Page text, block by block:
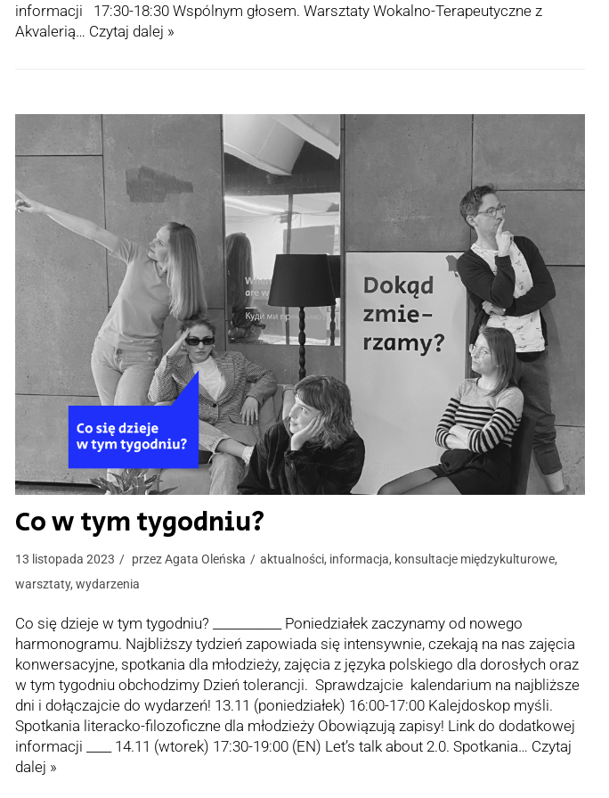
informacji 17:30-18:30 Wspólnym głosem. Warsztaty Wokalno-Terapeutyczne z
Akvalerią… Czytaj dalej »
Co w tym tygodniu?
13 listopada 2023 przezAgata Oleńska aktualności, informacja, konsultacje międzykulturowe,
warsztaty, wydarzenia
Co się dzieje w tym tygodniu? ___________ Poniedziałek zaczynamy od nowego
harmonogramu. Najbliższy tydzień zapowiada się intensywnie, czekają na nas zajęcia
konwersacyjne, spotkania dla młodzieży, zajęcia z języka polskiego dla dorosłych oraz
w tym tygodniu obchodzimy Dzień tolerancji. Sprawdzajcie kalendarium na najbliższe
dni i dołączajcie do wydarzeń! 13.11 (poniedziałek) 16:00-17:00 Kalejdoskop myśli.
Spotkania literacko-filozoficzne dla młodzieży Obowiązują zapisy! Link do dodatkowej
informacji ____ 14.11 (wtorek) 17:30-19:00 (EN) Let’s talk about 2.0. Spotkania… Czytaj
dalej »